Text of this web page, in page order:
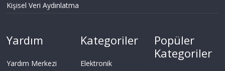
Kişisel Veri Aydınlatma
Yardım
Yardım Merkezi
Kategoriler
Elektronik
Popüler
Kategoriler